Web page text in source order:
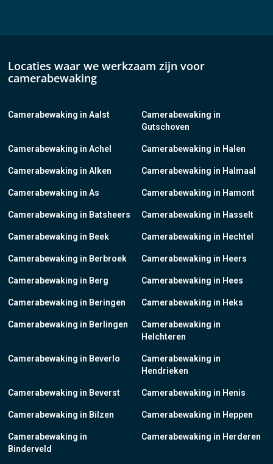
Locaties waar we werkzaam zijn voor
camerabewaking
Camerabewaking in Aalst
Camerabewaking in Achel
Camerabewaking in Alken
Camerabewaking in As
Camerabewaking in Batsheers
Camerabewaking in Beek
Camerabewaking in Berbroek
Camerabewaking in Berg
Camerabewaking in Beringen
Camerabewaking in Berlingen
Camerabewaking in Beverlo
Camerabewaking in Beverst
Camerabewaking in Bilzen
Camerabewaking in
Binderveld
Camerabewaking in
Gutschoven
Camerabewaking in Halen
Camerabewaking in Halmaal
Camerabewaking in Hamont
Camerabewaking in Hasselt
Camerabewaking in Hechtel
Camerabewaking in Heers
Camerabewaking in Hees
Camerabewaking in Heks
Camerabewaking in
Helchteren
Camerabewaking in
Hendrieken
Camerabewaking in Henis
Camerabewaking in Heppen
Camerabewaking in Herderen